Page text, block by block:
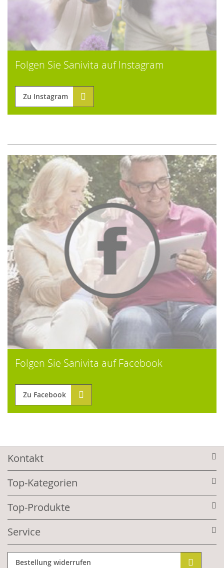
Folgen Sie Sanivita auf Instagram
Zu Instagram
Folgen Sie Sanivita auf Facebook
Zu Facebook
Kontakt
Top-Kategorien
Top-Produkte
Service
Bestellung widerrufen